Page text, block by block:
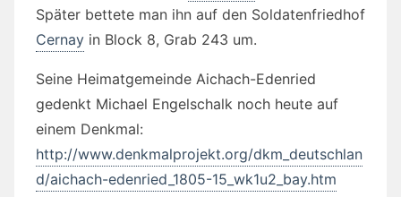
Später bettete man ihn auf den Soldatenfriedhof
Cernay in Block 8, Grab 243 um.
Seine Heimatgemeinde Aichach-Edenried
gedenkt Michael Engelschalk noch heute auf
einem Denkmal:
http://www.denkmalprojekt.org/dkm_deutschlan
d/aichach-edenried_1805-15_wk1u2_bay.htm